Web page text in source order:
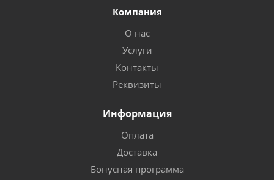
Компания
О нас
Услуги
Контакты
Реквизиты
Информация
Оплата
Доставка
Бонусная программа